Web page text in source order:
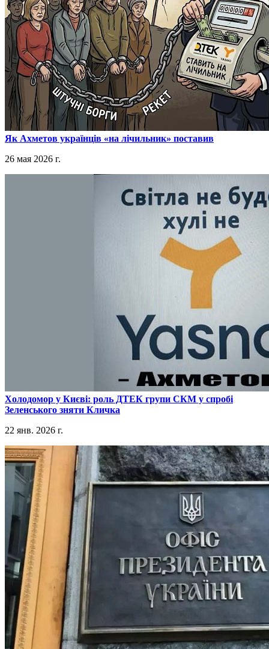
​Як Ахметов українців «на лічильник» поставив
26 мая 2026 г.
​Холодомор у Києві: роль ДТЕК групи СКМ у спробі
Зеленського зняти Кличка
22 янв. 2026 г.